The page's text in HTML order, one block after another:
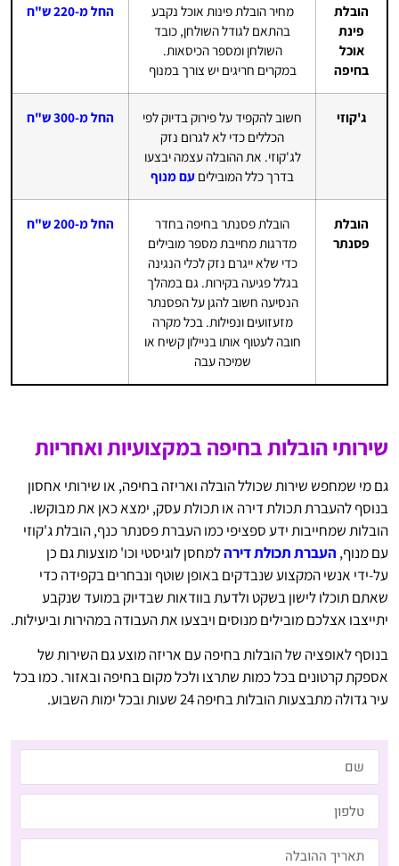
הובלת
פינת
אוכל
בחיפה
מחיר הובלת פינות אוכל נקבע
בהתאם לגודל השולחן, כובד
השולחן ומספר הכיסאות.
במקרים חריגים יש צורך במנוף
החל מ-220 ש"ח
ג'קוזי
חשוב להקפיד על פירוק בדיוק לפי
הכללים כדי לא לגרום נזק
לג'קוזי. את ההובלה עצמה יבצעו
בדרך כלל המובילים עם מנוף
החל מ-300 ש"ח
הובלת
פסנתר
הובלת פסנתר בחיפה בחדר
מדרגות מחייבת מספר מובילים
כדי שלא ייגרם נזק לכלי הנגינה
בגלל פגיעה בקירות. גם במהלך
הנסיעה חשוב להגן על הפסנתר
מזעזועים ונפילות. בכל מקרה
חובה לעטוף אותו בניילון קשיח או
שמיכה עבה
החל מ-200 ש"ח
שירותי הובלות בחיפה במקצועיות ואחריות
גם מי שמחפש שירות שכולל הובלה ואריזה בחיפה, או שירותי אחסון
בנוסף להעברת תכולת דירה או תכולת עסק, ימצא כאן את מבוקשו.
הובלות שמחייבות ידע ספציפי כמו העברת פסנתר כנף, הובלת ג'קוזי
עם מנוף, העברת תכולת דירהלמחסן לוגיסטי וכו' מוצעות גם כן
על-ידי אנשי המקצוע שנבדקים באופן שוטף ונבחרים בקפידה כדי
שאתם תוכלו לישון בשקט ולדעת בוודאות שבדיוק במועד שנקבע
יתייצבו אצלכם מובילים מנוסים ויבצעו את העבודה במהירות וביעילות.
בנוסף לאופציה של הובלות בחיפה עם אריזה מוצע גם השירות של
אספקת קרטונים בכל כמות שתרצו ולכל מקום בחיפה ובאזור. כמו בכל
עיר גדולה מתבצעות הובלות בחיפה 24 שעות ובכל ימות השבוע.